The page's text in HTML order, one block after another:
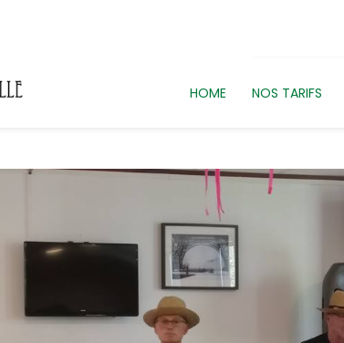
HOME NOS TARIFS